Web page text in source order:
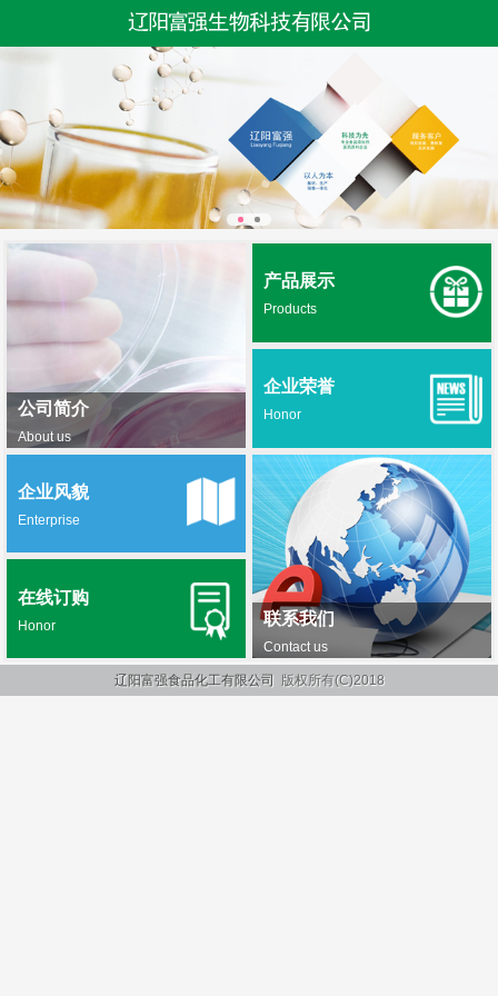
公司简介
About us
产品展示
Products
企业荣誉
Honor
联系我们
Contact us
企业风貌
Enterprise
在线订购
Honor
辽阳富强食品化工有限公司 版权所有(C)2018